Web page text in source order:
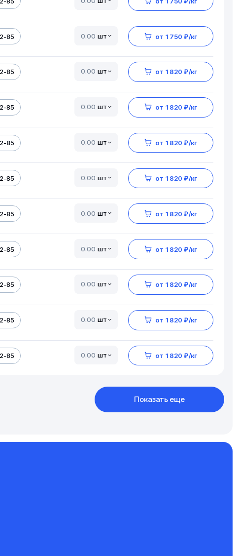
85 шт от 1 750 ₽/кг
85 шт от 1 820 ₽/кг
85 шт от 1 820 ₽/кг
85 шт от 1 820 ₽/кг
85 шт от 1 820 ₽/кг
85 шт от 1 820 ₽/кг
85 шт от 1 820 ₽/кг
85 шт от 1 820 ₽/кг
85 шт от 1 820 ₽/кг
85 шт от 1 820 ₽/кг
Показать еще